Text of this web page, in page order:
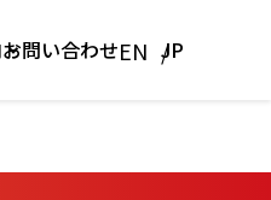
お問い合わせEN JP